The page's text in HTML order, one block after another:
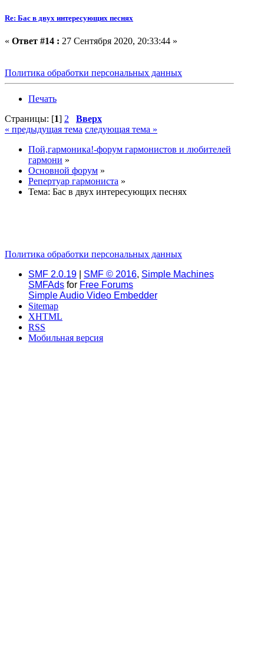
Re: Бас в двух интересующих песнях
« Ответ #14 : 27 Сентября 2020, 20:33:44 »
Политика обработки персональных данных
Печать
Страницы: [1] 2
Вверх
« предыдущая тема следующая тема »
Пой,гармоника!-форум гармонистов и любителей
гармони »
Основной форум »
Репертуар гармониста »
Тема: Бас в двух интересующих песнях
Политика обработки персональных данных
SMF 2.0.19
SMF © 2016, Simple Machines
SMFAds for Free Forums
Simple Audio Video Embedder
Sitemap
XHTML
RSS
Мобильная версия